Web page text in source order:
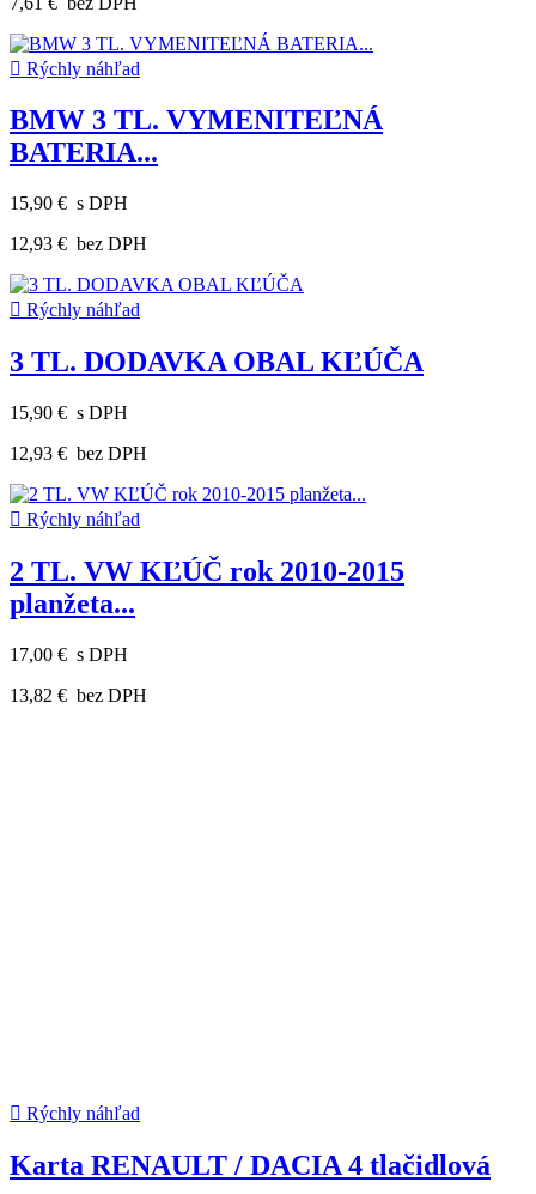
 Rýchly náhľad
BMW 3 TL. VYMENITEĽNÁ
BATERIA...
15,90 € s DPH
12,93 € bez DPH
 Rýchly náhľad
3 TL. DODAVKA OBAL KĽÚČA
15,90 € s DPH
12,93 € bez DPH
 Rýchly náhľad
2 TL. VW KĽÚČ rok 2010-2015
planžeta...
17,00 € s DPH
13,82 € bez DPH
 Rýchly náhľad
Karta RENAULT / DACIA 4 tlačidlová